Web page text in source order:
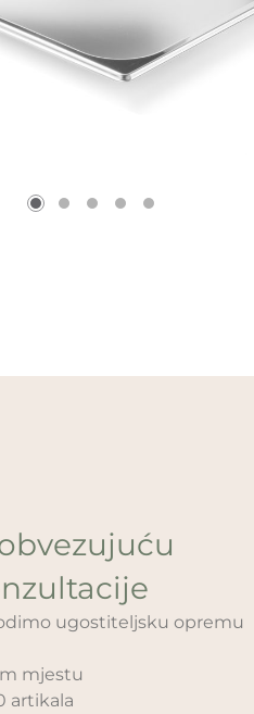
ugostiteljsku opremu
mjestu
artikala